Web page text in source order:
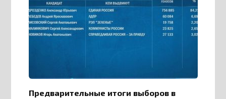
Предварительные итоги выборов в